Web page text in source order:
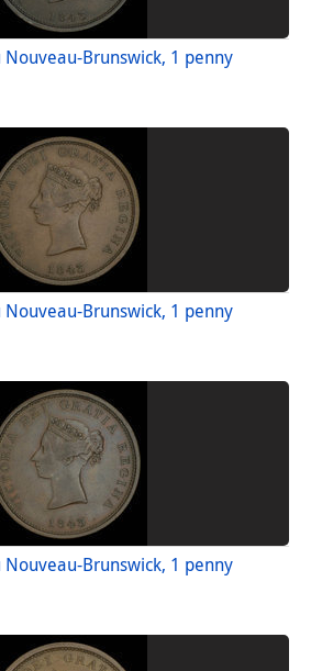
Nouveau-Brunswick, 1 penny
Nouveau-Brunswick, 1 penny
Nouveau-Brunswick, 1 penny